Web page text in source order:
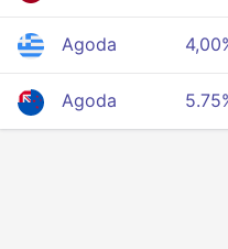
Agoda
Agoda